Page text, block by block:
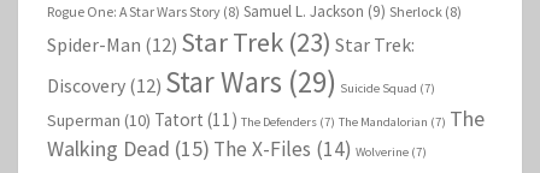
Rogue One: A Star Wars Story (8) Samuel L. Jackson (9) Sherlock (8)
Spider-Man (12) Star Trek (23) Star Trek:
Discovery (12) Star Wars (29) Suicide Squad (7)
Superman (10) Tatort (11) The Defenders (7) The Mandalorian (7) The
Walking Dead (15) The X-Files (14) Wolverine (7)